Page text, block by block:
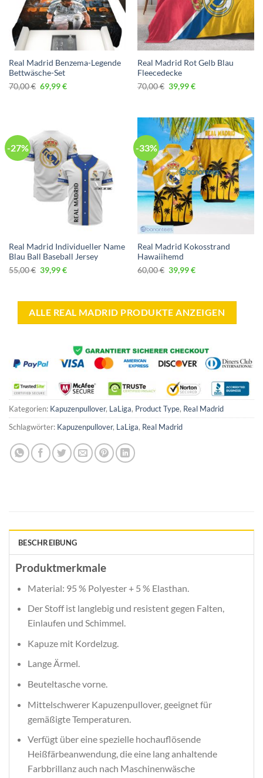
Real Madrid Benzema-Legende
Bettwäsche-Set
70,00€ Ursprünglicher
Preis
69,99€Aktueller
Real Madrid Rot Gelb Blau
Fleecedecke
70,00€ Ursprünglicher
Preis
39,99€Aktueller
-27%
Real Madrid Individueller Name
Blau Ball Baseball Jersey
55,00€ Ursprünglicher
Preis
39,99€Aktueller
-33%
Real Madrid Kokosstrand
Hawaiihemd
60,00€ Ursprünglicher
Preis
39,99€Aktueller
ALLE REAL MADRID PRODUKTE ANZEIGEN
Kategorien: Kapuzenpullover, LaLiga, Product Type, Real Madrid
Schlagwörter: Kapuzenpullover, LaLiga, Real Madrid
BESCHREIBUNG
Produktmerkmale
Material: 95 % Polyester + 5 % Elasthan.
Der Stoff ist langlebig und resistent gegen Falten,
Einlaufen und Schimmel.
Kapuze mit Kordelzug.
Lange Ärmel.
Beuteltasche vorne.
Mittelschwerer Kapuzenpullover, geeignet für
gemäßigte Temperaturen.
Verfügt über eine spezielle hochauflösende
Heißfärbeanwendung, die eine lang anhaltende
Farbbrillanz auch nach Maschinenwäsche